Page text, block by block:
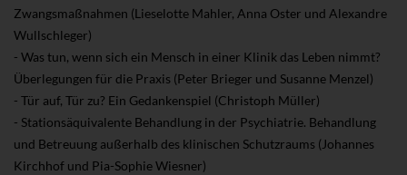
Zwangsmaßnahmen (Lieselotte Mahler, Anna Oster und Alexandre
Wullschleger)
- Was tun, wenn sich ein Mensch in einer Klinik das Leben nimmt?
Überlegungen für die Praxis (Peter Brieger und Susanne Menzel)
- Tür auf, Tür zu? Ein Gedankenspiel (Christoph Müller)
- Stationsäquivalente Behandlung in der Psychiatrie. Behandlung
und Betreuung außerhalb des klinischen Schutzraums (Johannes
Kirchhof und Pia-Sophie Wiesner)